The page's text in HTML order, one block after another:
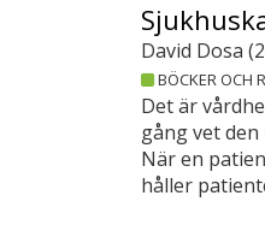
David Dosa (
BÖCKER OCH
Det är
gång vet
När en
håller